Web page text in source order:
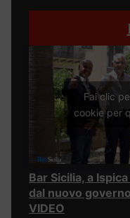
Fai clic
cookie per
Bar Sicilia, a
dal nuovo
VIDEO